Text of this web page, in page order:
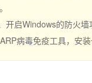
开启Windows的防火
病毒免疫工具，安